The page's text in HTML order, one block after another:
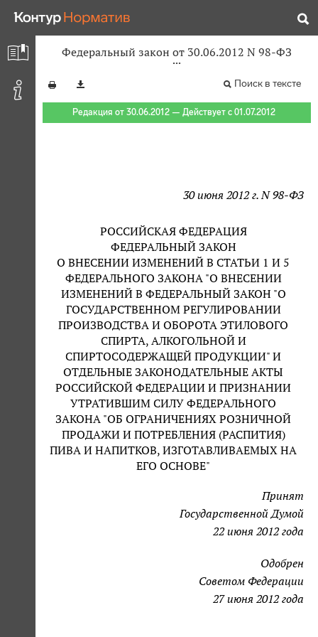
Федеральный закон от 30.06.2012 N 98-ФЗ
Поиск в тексте
Редакция от 30.06.2012 — Действует с 01.07.2012
30 июня 2012 г. N 98-ФЗ
РОССИЙСКАЯ ФЕДЕРАЦИЯ
ФЕДЕРАЛЬНЫЙ ЗАКОН
О ВНЕСЕНИИ ИЗМЕНЕНИЙ В СТАТЬИ 1 И 5
ФЕДЕРАЛЬНОГО ЗАКОНА "О ВНЕСЕНИИ
ИЗМЕНЕНИЙ В ФЕДЕРАЛЬНЫЙ ЗАКОН "О
ГОСУДАРСТВЕННОМ РЕГУЛИРОВАНИИ
ПРОИЗВОДСТВА И ОБОРОТА ЭТИЛОВОГО
СПИРТА, АЛКОГОЛЬНОЙ И
СПИРТОСОДЕРЖАЩЕЙ ПРОДУКЦИИ" И
ОТДЕЛЬНЫЕ ЗАКОНОДАТЕЛЬНЫЕ АКТЫ
РОССИЙСКОЙ ФЕДЕРАЦИИ И ПРИЗНАНИИ
УТРАТИВШИМ СИЛУ ФЕДЕРАЛЬНОГО
ЗАКОНА "ОБ ОГРАНИЧЕНИЯХ РОЗНИЧНОЙ
ПРОДАЖИ И ПОТРЕБЛЕНИЯ (РАСПИТИЯ)
ПИВА И НАПИТКОВ, ИЗГОТАВЛИВАЕМЫХ НА
ЕГО ОСНОВЕ"
Принят
Государственной Думой
22 июня 2012 года
Одобрен
Советом Федерации
27 июня 2012 года